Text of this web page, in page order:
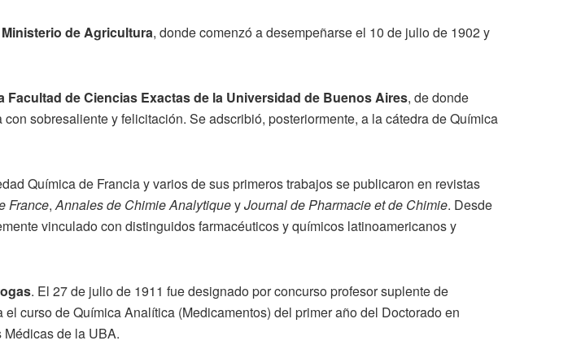
de Agricultura, donde comenzó a desempeñarse el 10 de julio de 1902 y
Facultad de Ciencias Exactas de la Universidad de Buenos Aires, de donde
sobresaliente y felicitación. Se adscribió, posteriormente, a la cátedra de Química
Química de Francia y varios de sus primeros trabajos se publicaron en revistas
France,Annales de Chimie AnalytiqueyJournal de Pharmacie et de Chimie. Desde
vinculado con distinguidos farmacéuticos y químicos latinoamericanos y
. El 27 de julio de 1911 fue designado por concurso profesor suplente de
curso de Química Analítica (Medicamentos) del primer año del Doctorado en
de la UBA.